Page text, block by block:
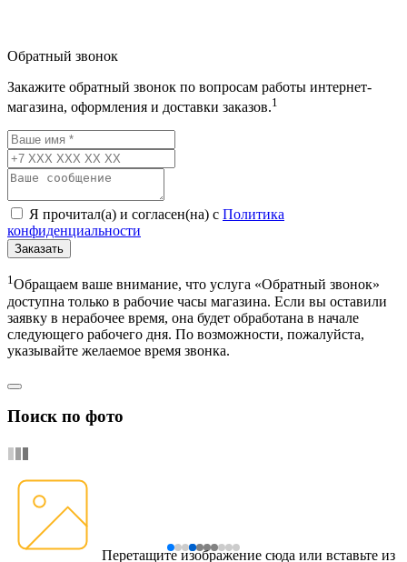
Обратный звонок
Закажите обратный звонок по вопросам работы интернет-
магазина, оформления и доставки заказов.1
Я прочитал(а) и согласен(на) с Политика
конфиденциальности
Заказать
1Обращаем ваше внимание, что услуга «Обратный звонок»
доступна только в рабочие часы магазина. Если вы оставили
заявку в нерабочее время, она будет обработана в начале
следующего рабочего дня. По возможности, пожалуйста,
указывайте желаемое время звонка.
Поиск по фото
Перетащите изображение сюда или вставьте из